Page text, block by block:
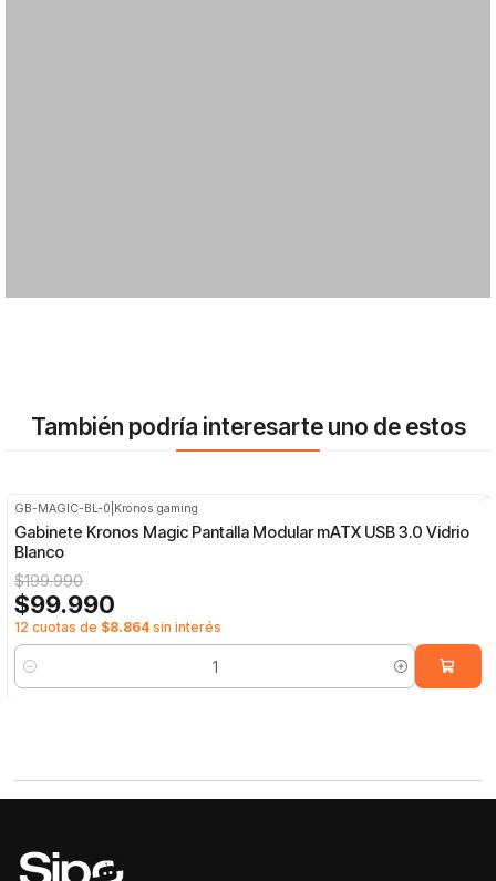
También podría interesarte uno de estos
GB-MAGIC-BL-0 Kronos gaming
Gabinete Kronos Magic Pantalla Modular mATX USB 3.0 Vidrio
Blanco
$199.990
$99.990
12 cuotas de $8.864 sin interés
Cantidad